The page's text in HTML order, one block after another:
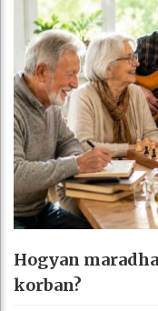
Hogyan
korban?